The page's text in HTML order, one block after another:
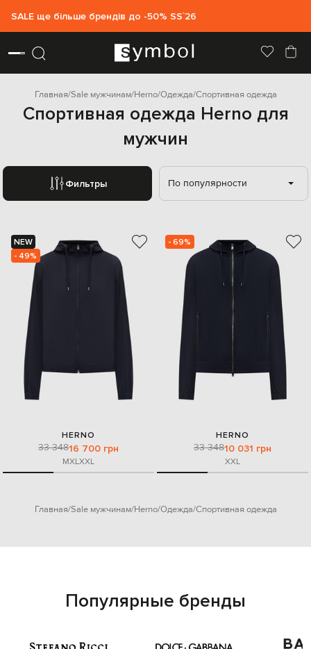
SALE ще більше брендів до -50% SS`26
Главная Sale мужчинам Herno Одежда Спортивная одежда
Спортивная одежда Herno для
мужчин
Фильтры По популярности
NEW
- 49%
HERNO
33 34816 700 грн
MXLXXL
- 69%
HERNO
33 34810 031 грн
XXL
Главная Sale мужчинам Herno Одежда Спортивная одежда
Популярные бренды